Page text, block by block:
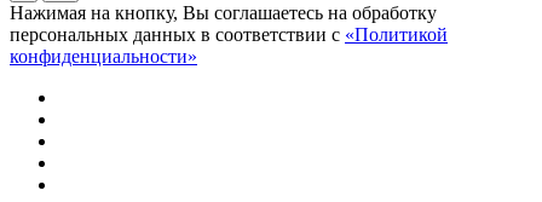
Нажимая на кнопку, Вы соглашаетесь на обработку
персональных данных в соответствии с «Политикой
конфиденциальности»